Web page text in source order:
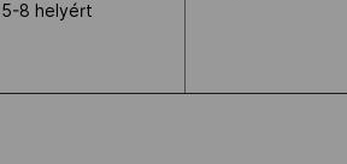
5-8 helyért